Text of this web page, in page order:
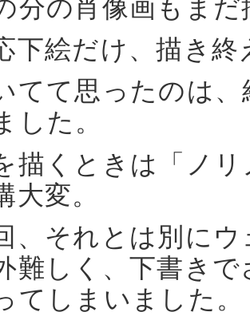
下絵だけ、描き
てて思ったのは
した。
描くときは「ノ
大変。
、それとは別に
難しく、下書き
てしまいました。